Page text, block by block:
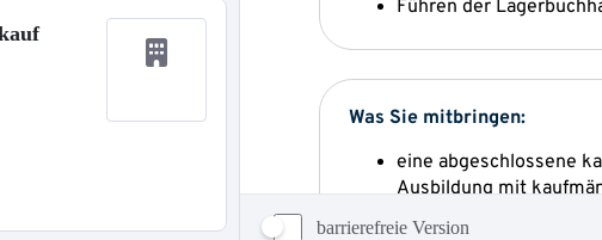
barrierefreie Version